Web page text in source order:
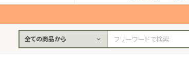
全ての商品から